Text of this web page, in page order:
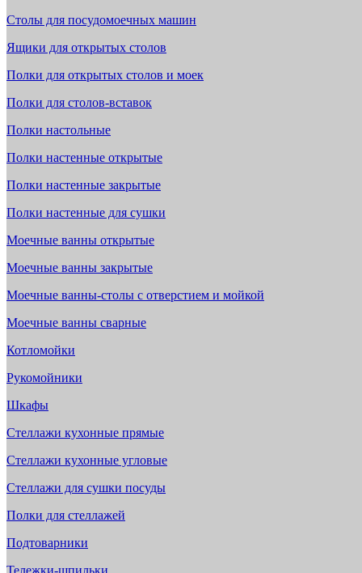
Столы для посудомоечных машин
Ящики для открытых столов
Полки для открытых столов и моек
Полки для столов-вставок
Полки настольные
Полки настенные открытые
Полки настенные закрытые
Полки настенные для сушки
Моечные ванны открытые
Моечные ванны закрытые
Моечные ванны-столы с отверстием и мойкой
Моечные ванны сварные
Котломойки
Рукомойники
Шкафы
Стеллажи кухонные прямые
Стеллажи кухонные угловые
Стеллажи для сушки посуды
Полки для стеллажей
Подтоварники
Тележки-шпильки